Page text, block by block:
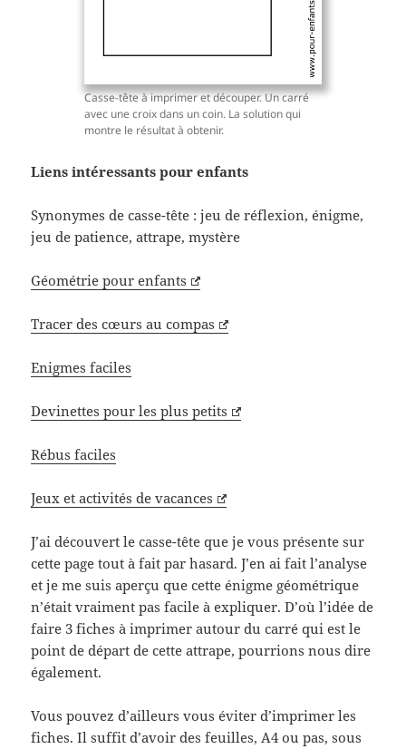
Casse-tête à imprimer et découper. Un carré
avec une croix dans un coin. La solution qui
montre le résultat à obtenir.
Liens intéressants pour enfants
Synonymes de casse-tête : jeu de réflexion, énigme,
jeu de patience, attrape, mystère
Géométrie pour enfants
Tracer des cœurs au compas
Enigmes faciles
Devinettes pour les plus petits
Rébus faciles
Jeux et activités de vacances
J’ai découvert le casse-tête que je vous présente sur
cette page tout à fait par hasard. J’en ai fait l’analyse
et je me suis aperçu que cette énigme géométrique
n’était vraiment pas facile à expliquer. D’où l’idée de
faire 3 fiches à imprimer autour du carré qui est le
point de départ de cette attrape, pourrions nous dire
également.
Vous pouvez d’ailleurs vous éviter d’imprimer les
fiches. Il suffit d’avoir des feuilles, A4 ou pas, sous